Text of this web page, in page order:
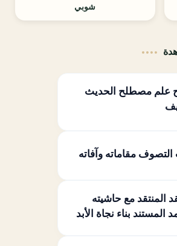
شوبي
علم مصطلح الحديث
التصوف مقاماته وآفاته
المنتقد مع حاشيته
المستند بناء نجاة الأبد